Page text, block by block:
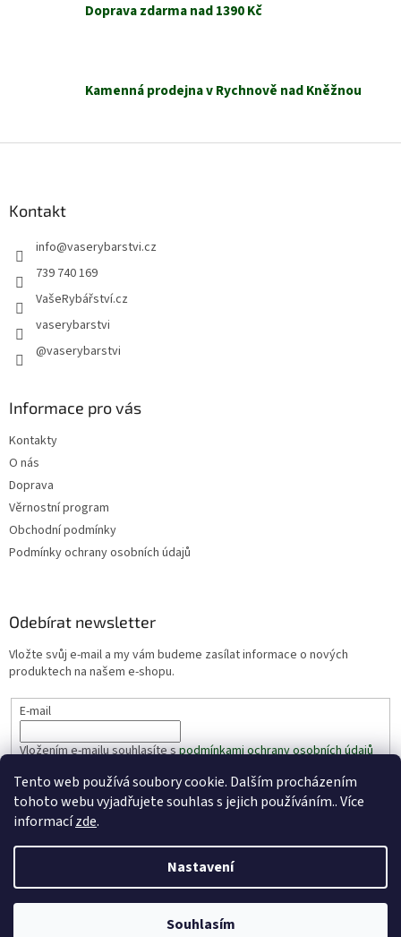
Tento web používá soubory cookie. Dalším procházením
tohoto webu vyjadřujete souhlas s jejich používáním.. Více
informacízde.
Nastavení
Souhlasím
i
Doprava zdarma nad 1390 Kč
Kamenná prodejna v Rychnově nad Kněžnou
Kontakt
info@vaserybarstvi.cz
739 740 169
VašeRybářství.cz
vaserybarstvi
@vaserybarstvi
Informace pro vás
Kontakty
O nás
Doprava
Věrnostní program
Obchodní podmínky
Podmínky ochrany osobních údajů
Odebírat newsletter
Vložte svůj e-mail a my vám budeme zasílat informace o nových
produktech na našem e-shopu.
E-mail
Vložením e-mailu souhlasíte spodmínkami ochrany osobních údajů
PŘIHLÁSIT SE
Vytvořil Shoptet
VašeRybářství.cz. Všechna práva vyhrazena.